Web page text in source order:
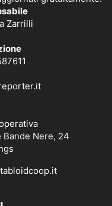
Zarrilli
Bande Nere, 24